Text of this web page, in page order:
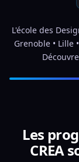
L'école des
Grenoble • Lille
Les
CREA